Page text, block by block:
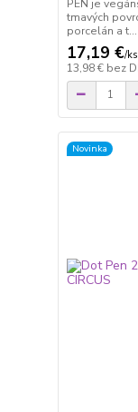
PEN je
tmavých
porcelán a t...
17,19 €/ks
13,98 € bez
Novinka